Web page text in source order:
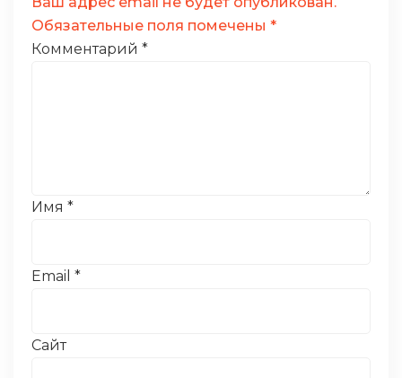
Обязательные поля помечены *
Комментарий *
Имя *
Email *
Сайт